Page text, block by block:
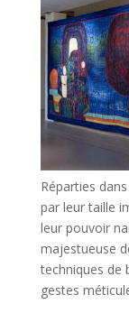
Réparties
par leur taille
leur pouvoir
majestueuse
techniques de
gestes